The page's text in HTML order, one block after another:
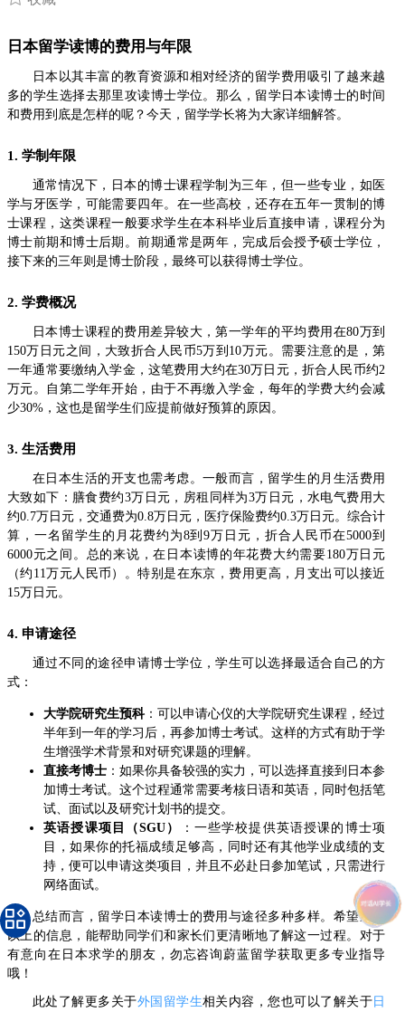
日本留学读博的费用与年限
日本以其丰富的教育资源和相对经济的留学费用吸引了越来越
多的学生选择去那里攻读博士学位。那么，留学日本读博士的时间
和费用到底是怎样的呢？今天，留学学长将为大家详细解答。
1. 学制年限
通常情况下，日本的博士课程学制为三年，但一些专业，如医
学与牙医学，可能需要四年。在一些高校，还存在五年一贯制的博
士课程，这类课程一般要求学生在本科毕业后直接申请，课程分为
博士前期和博士后期。前期通常是两年，完成后会授予硕士学位，
接下来的三年则是博士阶段，最终可以获得博士学位。
2. 学费概况
日本博士课程的费用差异较大，第一学年的平均费用在80万到
150万日元之间，大致折合人民币5万到10万元。需要注意的是，第
一年通常要缴纳入学金，这笔费用大约在30万日元，折合人民币约2
万元。自第二学年开始，由于不再缴入学金，每年的学费大约会减
少30%，这也是留学生们应提前做好预算的原因。
3. 生活费用
在日本生活的开支也需考虑。一般而言，留学生的月生活费用
大致如下：膳食费约3万日元，房租同样为3万日元，水电气费用大
约0.7万日元，交通费为0.8万日元，医疗保险费约0.3万日元。综合计
算，一名留学生的月花费约为8到9万日元，折合人民币在5000到
6000元之间。总的来说，在日本读博的年花费大约需要180万日元
（约11万元人民币）。特别是在东京，费用更高，月支出可以接近
15万日元。
4. 申请途径
通过不同的途径申请博士学位，学生可以选择最适合自己的方
式：
大学院研究生预科：可以申请心仪的大学院研究生课程，经过
半年到一年的学习后，再参加博士考试。这样的方式有助于学
生增强学术背景和对研究课题的理解。
直接考博士 ：如果你具备较强的实力，可以选择直接到日本参
加博士考试。这个过程通常需要考核日语和英语，同时包括笔
试、面试以及研究计划书的提交。
英语授课项目（SGU）
：一些学校提供英语授课的博士项
目，如果你的托福成绩足够高，同时还有其他学业成绩的支
持，便可以申请这类项目，并且不必赴日参加笔试，只需进行
网络面试。
总结而言，留学日本读博士的费用与途径多种多样。希望通过
以上的信息，能帮助同学们和家长们更清晰地了解这一过程。对于
有意向在日本求学的朋友，勿忘咨询蔚蓝留学获取更多专业指导
哦！
此处了解更多关于外国留学生相关内容，您也可以了解关于 日